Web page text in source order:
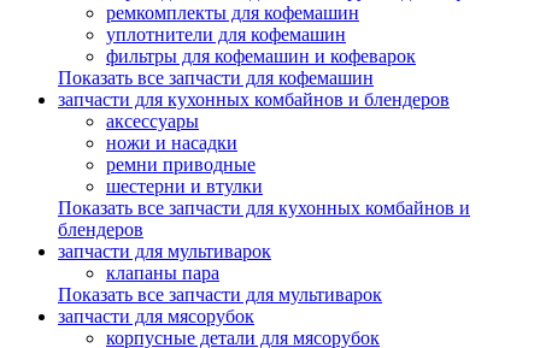
ремкомплекты для кофемашин
уплотнители для кофемашин
фильтры для кофемашин и кофеварок
Показать все запчасти для кофемашин
запчасти для кухонных комбайнов и блендеров
аксессуары
ножи и насадки
ремни приводные
шестерни и втулки
Показать все запчасти для кухонных комбайнов и
блендеров
запчасти для мультиварок
клапаны пара
Показать все запчасти для мультиварок
запчасти для мясорубок
корпусные детали для мясорубок